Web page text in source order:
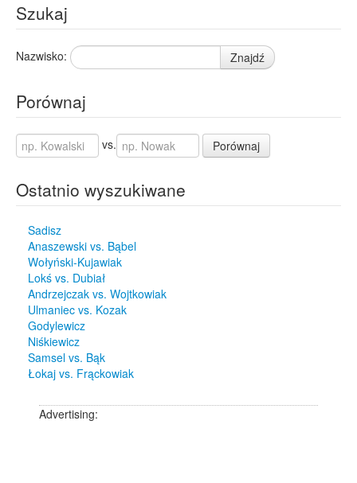
Szukaj
Nazwisko: Znajdź
Porównaj
vs. Porównaj
Ostatnio wyszukiwane
Sadisz
Anaszewski vs. Bąbel
Wołyński-Kujawiak
Lokś vs. Dubiał
Andrzejczak vs. Wojtkowiak
Ulmaniec vs. Kozak
Godylewicz
Niśkiewicz
Samsel vs. Bąk
Łokaj vs. Frąckowiak
Advertising: